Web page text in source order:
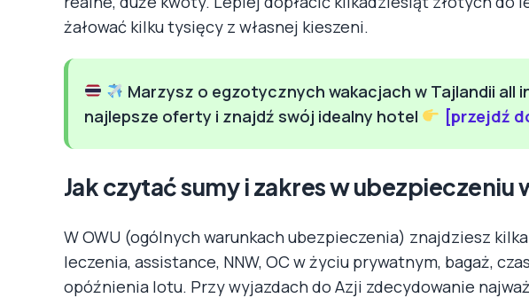
żałować kilku tysięcy z własnej kieszeni.
Marzysz o egzotycznych wakacjach w Tajlandii all
najlepsze oferty i znajdź swój idealny hotel
[przejdź
Jak czytać sumy i zakres w ubezpieczeniu
W OWU (ogólnych warunkach ubezpieczenia) znajdziesz
leczenia, assistance, NNW, OC w życiu prywatnym, bagaż,
opóźnienia lotu. Przy wyjazdach do Azji zdecydowanie